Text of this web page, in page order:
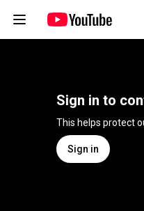
Sign in to
Sign in